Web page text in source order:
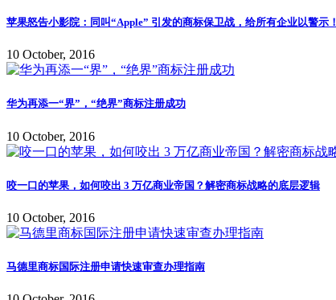
苹果怒告小影院：同叫“Apple” 引发的商标保卫战，给所有企业以警示！
10 October, 2016
华为再添一“界”，“绝界”商标注册成功
10 October, 2016
咬一口的苹果，如何咬出 3 万亿商业帝国？解密商标战略的底层逻辑
10 October, 2016
马德里商标国际注册申请快速审查办理指南